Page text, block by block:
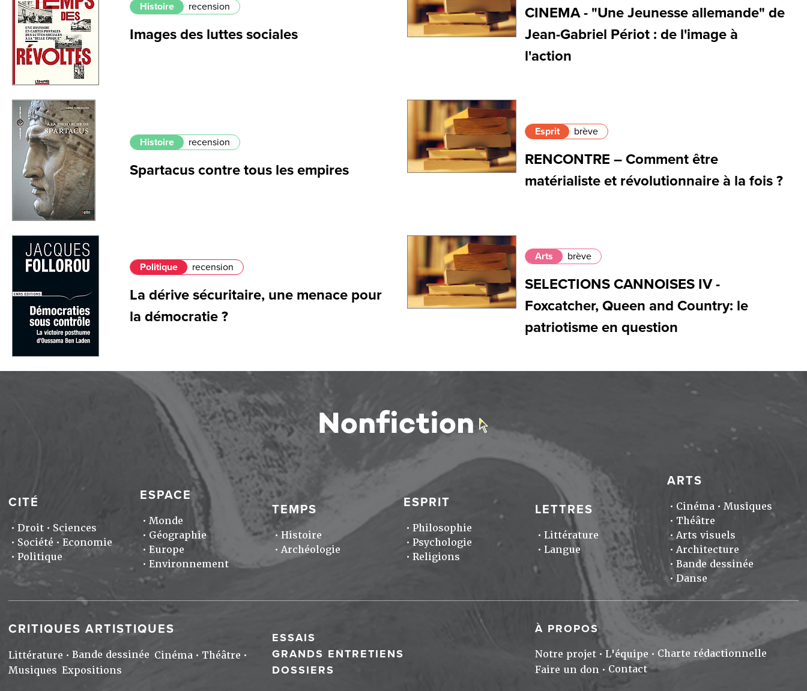
Histoire recension
Images des luttes sociales
CINEMA - "Une Jeunesse allemande" de
Jean-Gabriel Périot : de l'image à
l'action
Histoire recension
Spartacus contre tous les empires
Esprit brève
RENCONTRE – Comment être
matérialiste et révolutionnaire à la fois ?
Politique recension
La dérive sécuritaire, une menace pour
la démocratie ?
Arts brève
SELECTIONS CANNOISES IV -
Foxcatcher, Queen and Country: le
patriotisme en question
CITÉ
Droit
Sciences
Société
Economie
Politique
ESPACE
Monde
Géographie
Europe
Environnement
TEMPS
Histoire
Archéologie
ESPRIT
Philosophie
Psychologie
Religions
LETTRES
Littérature
Langue
ARTS
Cinéma
Musiques
Théâtre
Arts visuels
Architecture
Bande dessinée
Danse
CRITIQUES ARTISTIQUES
Littérature Bande dessinée Cinéma
Théâtre
Musiques Expositions
ESSAIS
GRANDS ENTRETIENS
DOSSIERS
À PROPOS
Notre projet L'équipe
Charte rédactionnelle
Faire un don
Contact